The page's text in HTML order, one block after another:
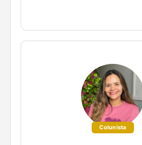
Colunista